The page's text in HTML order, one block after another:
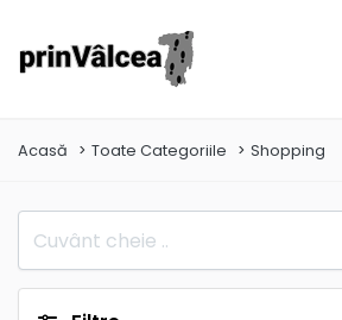
Acasă Toate Categoriile Shopping